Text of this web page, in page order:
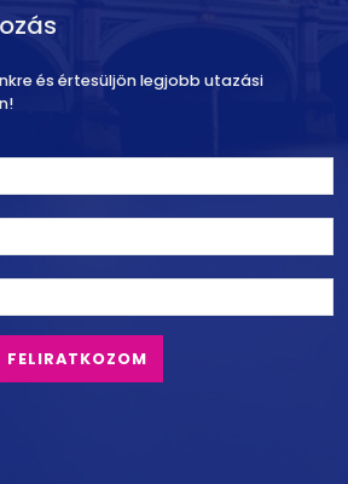
és értesüljön legjobb utazási